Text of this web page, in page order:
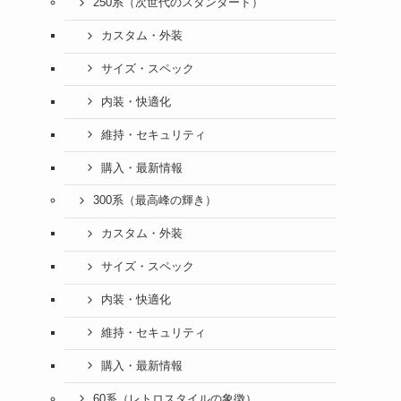
250系（次世代のスタンダード）
カスタム・外装
サイズ・スペック
内装・快適化
維持・セキュリティ
購入・最新情報
300系（最高峰の輝き）
カスタム・外装
サイズ・スペック
内装・快適化
維持・セキュリティ
購入・最新情報